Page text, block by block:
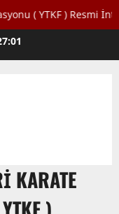
( YTKF ) Resmi İnternet
KARATE